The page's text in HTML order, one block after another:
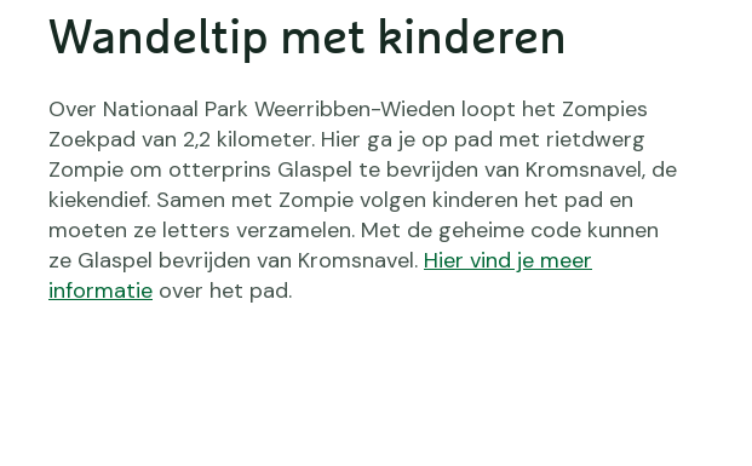
Wandeltip met kinderen
Over Nationaal Park Weerribben-Wieden loopt het Zompies
Zoekpad van 2,2 kilometer. Hier ga je op pad met rietdwerg
Zompie om otterprins Glaspel te bevrijden van Kromsnavel, de
kiekendief. Samen met Zompie volgen kinderen het pad en
moeten ze letters verzamelen. Met de geheime code kunnen
ze Glaspel bevrijden van Kromsnavel. Hier vind je meer
informatie over het pad.